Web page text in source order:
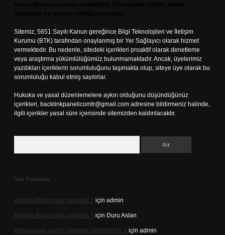
Sitemiz, 5651 Sayılı Kanun gereğince Bilgi Teknolojileri ve İletişim
Kurumu (BTK) tarafından onaylanmış bir Yer Sağlayıcı olarak hizmet
vermektedir. Bu nedenle, sitedeki içerikleri proaktif olarak denetleme
veya araştırma yükümlülüğümüz bulunmamaktadır. Ancak, üyelerimiz
yazdıkları içeriklerin sorumluluğunu taşımakta olup, siteye üye olarak bu
sorumluluğu kabul etmiş sayılırlar.
Hukuka ve yasal düzenlemelere aykırı olduğunu düşündüğünüz
içerikleri, backlinkpanelicomtr@gmail.com adresine bildirmeniz halinde,
ilgili içerikler yasal süre içerisinde sitemizden kaldırılacaktır.
Son Yorumlar
Angela Burgos kaç yaşında ? için admin
Angela Burgos kaç yaşında ? için Duru Aslan
Adaptasyon genin işleyişini değiştirir mi ? için admin